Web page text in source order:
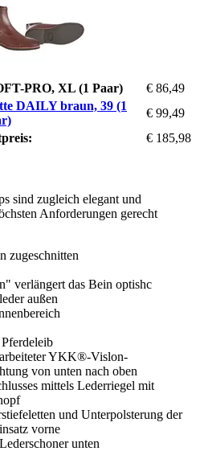
PRO, XL (1 Paar)
€ 86,49
DAILY braun, 39 (1
€ 99,49
€ 185,98
sind zugleich elegant und
Anforderungen gerecht
zugeschnitten
verlängert das Bein optishc
außen
YKK®-Vislon-
von unten nach oben
mittels Lederriegel mit
und Unterpolsterung der
vorne
unten